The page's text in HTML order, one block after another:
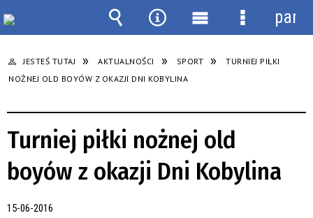
JESTEŚ TUTAJ AKTUALNOŚCI SPORT
TURNIEJ PIŁKI
NOŻNEJ OLD BOYÓW Z OKAZJI DNI KOBYLINA
Turniej piłki nożnej old
boyów z okazji Dni Kobylina
15-06-2016
Wyszukiwarka
Narzędzia
Menu
główne
Menu
panel